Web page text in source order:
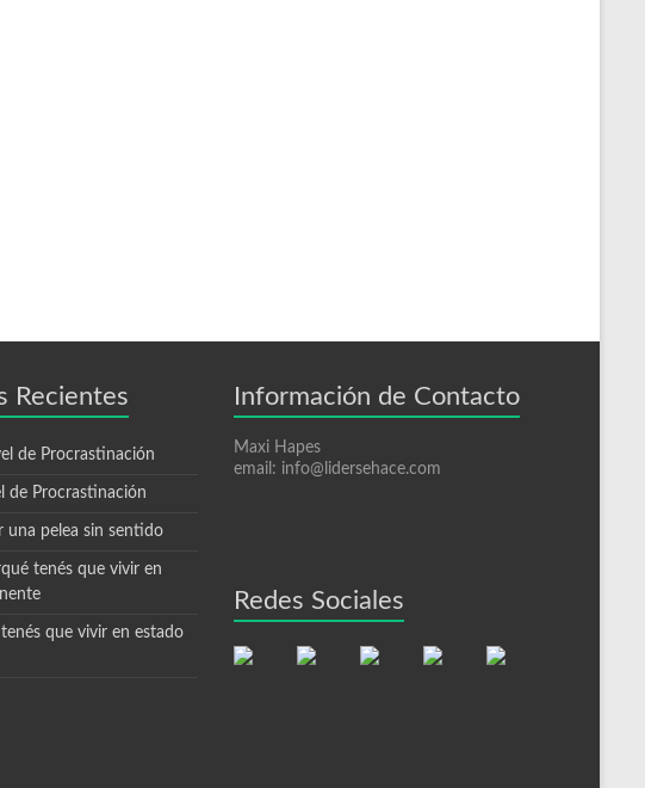
Recientes
de Procrastinación
de Procrastinación
una pelea sin sentido
tenés que vivir en
que vivir en estado
Información de Contacto
Maxi Hapes
email: info@lidersehace.com
Redes Sociales